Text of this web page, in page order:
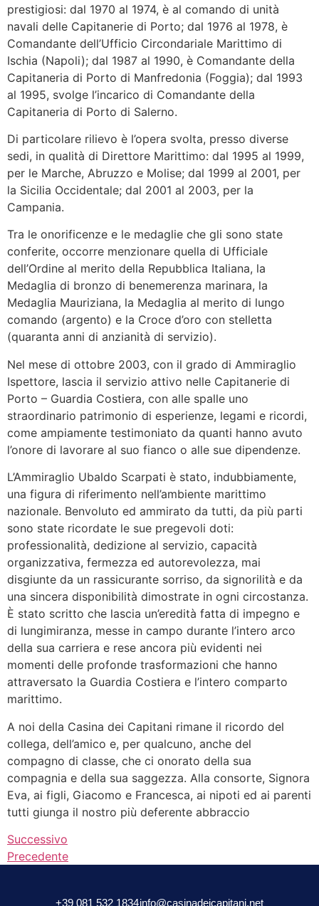
prestigiosi: dal 1970 al 1974, è al comando di unità
navali delle Capitanerie di Porto; dal 1976 al 1978, è
Comandante dell’Ufficio Circondariale Marittimo di
Ischia (Napoli); dal 1987 al 1990, è Comandante della
Capitaneria di Porto di Manfredonia (Foggia); dal 1993
al 1995, svolge l’incarico di Comandante della
Capitaneria di Porto di Salerno.
Di particolare rilievo è l’opera svolta, presso diverse
sedi, in qualità di Direttore Marittimo: dal 1995 al 1999,
per le Marche, Abruzzo e Molise; dal 1999 al 2001, per
la Sicilia Occidentale; dal 2001 al 2003, per la
Campania.
Tra le onorificenze e le medaglie che gli sono state
conferite, occorre menzionare quella di Ufficiale
dell’Ordine al merito della Repubblica Italiana, la
Medaglia di bronzo di benemerenza marinara, la
Medaglia Mauriziana, la Medaglia al merito di lungo
comando (argento) e la Croce d’oro con stelletta
(quaranta anni di anzianità di servizio).
Nel mese di ottobre 2003, con il grado di Ammiraglio
Ispettore, lascia il servizio attivo nelle Capitanerie di
Porto – Guardia Costiera, con alle spalle uno
straordinario patrimonio di esperienze, legami e ricordi,
come ampiamente testimoniato da quanti hanno avuto
l’onore di lavorare al suo fianco o alle sue dipendenze.
L’Ammiraglio Ubaldo Scarpati è stato, indubbiamente,
una figura di riferimento nell’ambiente marittimo
nazionale. Benvoluto ed ammirato da tutti, da più parti
sono state ricordate le sue pregevoli doti:
professionalità, dedizione al servizio, capacità
organizzativa, fermezza ed autorevolezza, mai
disgiunte da un rassicurante sorriso, da signorilità e da
una sincera disponibilità dimostrate in ogni circostanza.
È stato scritto che lascia un’eredità fatta di impegno e
di lungimiranza, messe in campo durante l’intero arco
della sua carriera e rese ancora più evidenti nei
momenti delle profonde trasformazioni che hanno
attraversato la Guardia Costiera e l’intero comparto
marittimo.
A noi della Casina dei Capitani rimane il ricordo del
collega, dell’amico e, per qualcuno, anche del
compagno di classe, che ci onorato della sua
compagnia e della sua saggezza. Alla consorte, Signora
Eva, ai figli, Giacomo e Francesca, ai nipoti ed ai parenti
tutti giunga il nostro più deferente abbraccio
Successivo
Precedente
+39 081 532 1834info@casinadeicapitani.net